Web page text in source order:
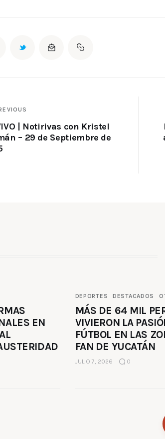
| Notirivas con Kristel
– 29 de Septiembre de
EN
DEPORTES DESTACADOS
MÁS DE 64 MIL
VIVIERON LA
FÚTBOL EN LAS
FAN DE YUCATÁN
JULIO 7, 2026 0